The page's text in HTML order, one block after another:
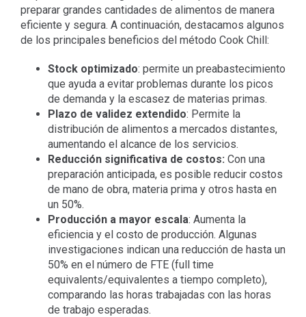
preparar grandes cantidades de alimentos de manera
eficiente y segura. A continuación, destacamos algunos
de los principales beneficios del método Cook Chill:
Stock optimizado: permite un preabastecimiento
que ayuda a evitar problemas durante los picos
de demanda y la escasez de materias primas.
Plazo de validez extendido: Permite la
distribución de alimentos a mercados distantes,
aumentando el alcance de los servicios.
Reducción significativa de costos: Con una
preparación anticipada, es posible reducir costos
de mano de obra, materia prima y otros hasta en
un 50%.
Producción a mayor escala: Aumenta la
eficiencia y el costo de producción. Algunas
investigaciones indican una reducción de hasta un
50% en el número de FTE (full time
equivalents/equivalentes a tiempo completo),
comparando las horas trabajadas con las horas
de trabajo esperadas.